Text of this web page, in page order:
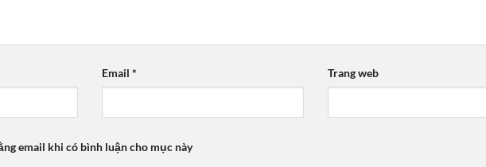
Email* Trang web
email khi có bình luận cho mục này